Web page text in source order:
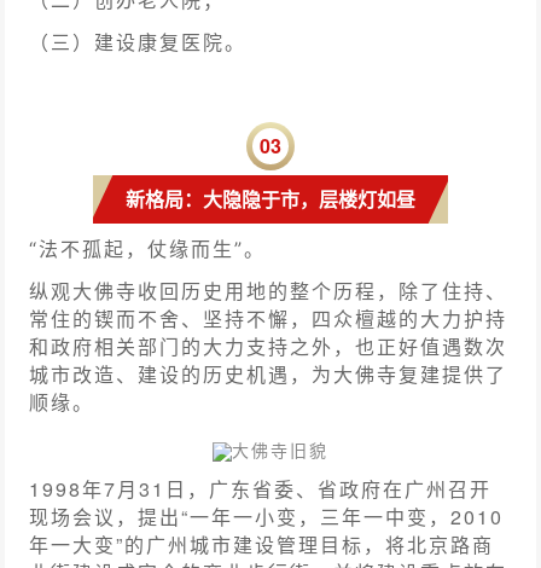
（三）建设康复医院。
03
新格局：大隐隐于市，层楼灯如昼
“法不孤起，仗缘而生”。
纵观大佛寺收回历史用地的整个历程，除了住持、
常住的锲而不舍、坚持不懈，四众檀越的大力护持
和政府相关部门的大力支持之外，也正好值遇数次
城市改造、建设的历史机遇，为大佛寺复建提供了
顺缘。
大佛寺旧貌
1998年7月31日，广东省委、省政府在广州召开
现场会议，提出“一年一小变，三年一中变，2010
年一大变”的广州城市建设管理目标，将北京路商